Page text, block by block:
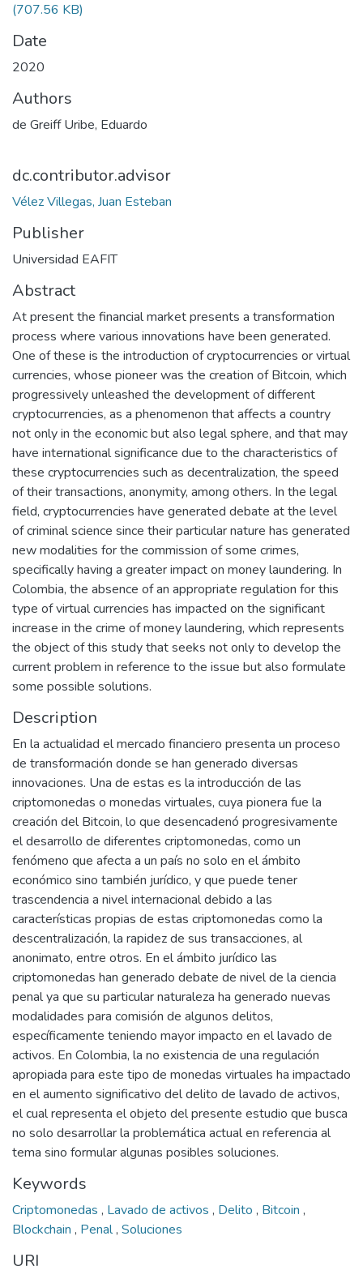
(707.56 KB)
Date
2020
Authors
de Greiff Uribe, Eduardo
dc.contributor.advisor
Vélez Villegas, Juan Esteban
Publisher
Universidad EAFIT
Abstract
At present the financial market presents a transformation
process where various innovations have been generated.
One of these is the introduction of cryptocurrencies or virtual
currencies, whose pioneer was the creation of Bitcoin, which
progressively unleashed the development of different
cryptocurrencies, as a phenomenon that affects a country
not only in the economic but also legal sphere, and that may
have international significance due to the characteristics of
these cryptocurrencies such as decentralization, the speed
of their transactions, anonymity, among others. In the legal
field, cryptocurrencies have generated debate at the level
of criminal science since their particular nature has generated
new modalities for the commission of some crimes,
specifically having a greater impact on money laundering. In
Colombia, the absence of an appropriate regulation for this
type of virtual currencies has impacted on the significant
increase in the crime of money laundering, which represents
the object of this study that seeks not only to develop the
current problem in reference to the issue but also formulate
some possible solutions.
Description
En la actualidad el mercado financiero presenta un proceso
de transformación donde se han generado diversas
innovaciones. Una de estas es la introducción de las
criptomonedas o monedas virtuales, cuya pionera fue la
creación del Bitcoin, lo que desencadenó progresivamente
el desarrollo de diferentes criptomonedas, como un
fenómeno que afecta a un país no solo en el ámbito
económico sino también jurídico, y que puede tener
trascendencia a nivel internacional debido a las
características propias de estas criptomonedas como la
descentralización, la rapidez de sus transacciones, al
anonimato, entre otros. En el ámbito jurídico las
criptomonedas han generado debate de nivel de la ciencia
penal ya que su particular naturaleza ha generado nuevas
modalidades para comisión de algunos delitos,
específicamente teniendo mayor impacto en el lavado de
activos. En Colombia, la no existencia de una regulación
apropiada para este tipo de monedas virtuales ha impactado
en el aumento significativo del delito de lavado de activos,
el cual representa el objeto del presente estudio que busca
no solo desarrollar la problemática actual en referencia al
tema sino formular algunas posibles soluciones.
Keywords
Criptomonedas , Lavado de activos , Delito , Bitcoin ,
Blockchain , Penal, Soluciones
URI